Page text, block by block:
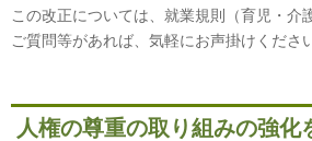
この改正については、就業規則（育児・
ご質問等があれば、気軽にお声掛けくださ
人権の尊重の取り組みの強